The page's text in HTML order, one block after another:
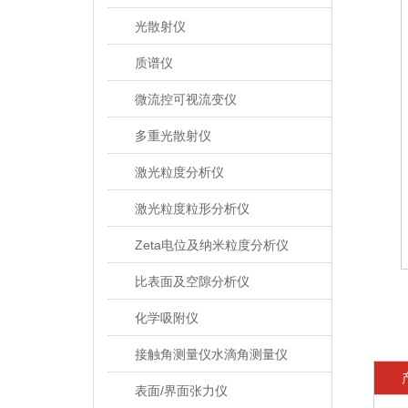
光散射仪
质谱仪
微流控可视流变仪
多重光散射仪
激光粒度分析仪
激光粒度粒形分析仪
Zeta电位及纳米粒度分析仪
比表面及空隙分析仪
化学吸附仪
接触角测量仪水滴角测量仪
表面/界面张力仪